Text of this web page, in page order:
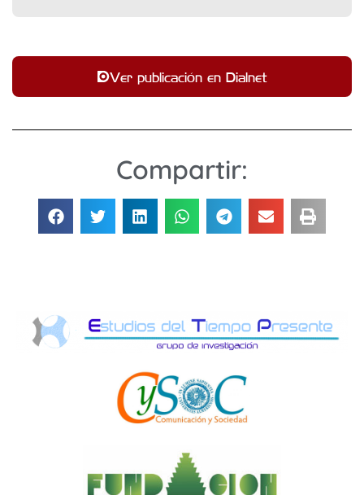
Ver publicación en Dialnet
Compartir: